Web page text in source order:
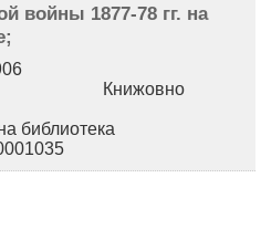
войны 1877-78 гг. на
Книжовно
библиотека